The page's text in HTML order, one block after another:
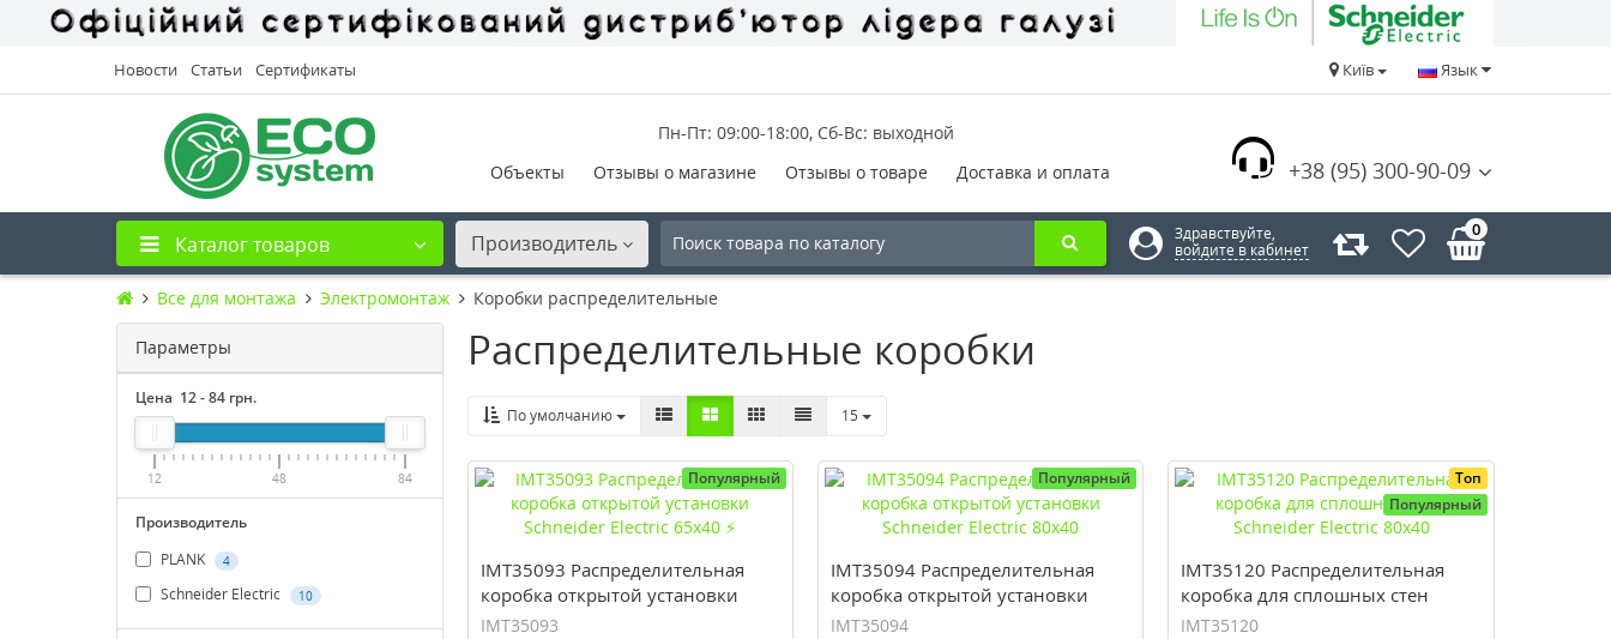
Новости Статьи Сертификаты Язык
Київ
+38 (95) 300-90-09
Пн-Пт: 09:00-18:00, Сб-Вс: выходной
Объекты
Отзывы о магазине Отзывы о товаре Доставка и оплата
Каталог товаров Производитель
Здравствуйте,
войдите в кабинет
0
Все для монтажа Электромонтаж Коробки распределительные
Параметры
Цена 12-84 грн.
12 48 84
Производитель
PLANK
4
Schneider Electric 10
Распределительные коробки
По умолчанию 15
Популярный
IMT35093 Распределительная
коробка открытой установки
Schneider Electric 65x40 ⚡
IMT35093
Популярный
IMT35094 Распределительная
коробка открытой установки
Schneider Electric 80x40
IMT35094
Топ
Популярный
IMT35120 Распределительная
коробка для сплошных стен
Schneider Electric 80x40
IMT35120